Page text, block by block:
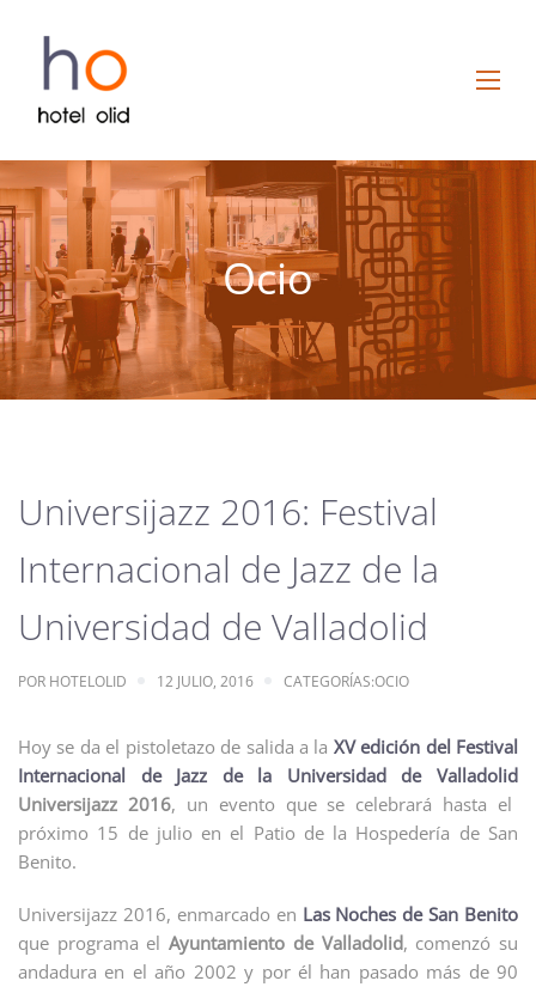
Ocio
Universijazz 2016: Festival
Internacional de Jazz de la
Universidad de Valladolid
POR HOTELOLID 12 JULIO, 2016 CATEGORÍAS:OCIO
Hoy se da el pistoletazo de salida a la XV edición del Festival
Internacional de Jazz de la Universidad de Valladolid
Universijazz 2016, un evento que se celebrará hasta el
próximo 15 de julio en el Patio de la Hospedería de San
Benito.
Universijazz 2016, enmarcado en Las Noches de San Benito
que programa elAyuntamiento de Valladolid, comenzó su
andadura en el año 2002 y por él han pasado más de 90